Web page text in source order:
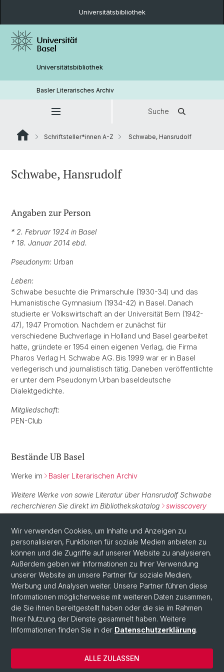
Universitätsbibliothek
Universitätsbibliothek
Basler Literarisches Archiv
Suche
Schriftsteller*innen A-Z Schwabe, Hansrudolf
Schwabe, Hansrudolf
Angaben zur Person
* 2. Februar 1924 in Basel
† 18. Januar 2014 ebd.
Pseudonym: Urban
Leben:
Schwabe besuchte die Primarschule (1930-34) und das
Humanistische Gymnasium (1934-42) in Basel. Danach
studierte er Volkswirtschaft an der Universität Bern (1942-
47), 1947 Promotion. Nachdem er zunächst für
verschiedene Buchverlage in Holland und Basel gearbeitet
hatte, gründete er 1954 einen eigenen Verlag, die Firma
Pharos Verlag H. Schwabe AG. Bis 1999 war er in Basel
verlegerisch und journalistisch tätig. Daneben veröffentlichte
er unter dem Pseudonym Urban baseldeutsche
Dialektgedichte.
Mitgliedschaft:
PEN-Club
Bestände UB Basel
Werke im Basler Literarischen Archiv
Weitere Werke von sowie Literatur über Hansrudolf Schwabe
recherchieren Sie direkt im Bibliothekskatalog
swisscovery
Basel.
Normdaten
GND: 112907083
Wir verwenden Cookies, um Inhalte und Anzeigen zu
personalisieren, Funktionen für soziale Medien anbieten zu
können und die Zugriffe auf unserer Website zu analysieren.
Außerdem geben wir Informationen zu Ihrer Verwendung
unserer Website an unsere Partner für soziale Medien,
Werbung und Analysen weiter. Unsere Partner führen diese
Informationen möglicherweise mit weiteren Daten zusammen,
die Sie ihnen bereitgestellt haben oder die sie im Rahmen
Ihrer Nutzung der Dienste gesammelt haben. Weitere
Informationen finden Sie in der Datenschutzerklärung.
ALLE ZULASSEN